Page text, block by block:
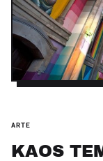
ARTE
KAOS